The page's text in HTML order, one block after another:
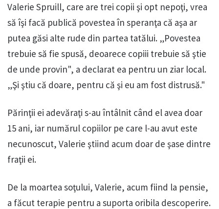
Valerie Spruill, care are trei copii şi opt nepoţi, vrea
să îşi facă publică povestea în speranţa că aşa ar
putea găsi alte rude din partea tatălui. „Povestea
trebuie să fie spusă, deoarece copiii trebuie să ştie
de unde provin", a declarat ea pentru un ziar local.
„Şi ştiu că doare, pentru că şi eu am fost distrusă."
Părinţii ei adevăraţi s-au întâlnit când el avea doar
15 ani, iar numărul copiilor pe care l-au avut este
necunoscut, Valerie ştiind acum doar de şase dintre
fraţii ei.
De la moartea soţului, Valerie, acum fiind la pensie,
a făcut terapie pentru a suporta oribila descoperire.